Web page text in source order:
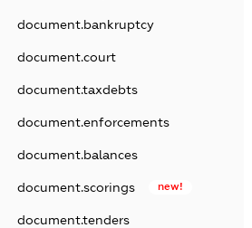
document.bankruptcy
document.court
document.taxdebts
document.enforcements
document.balances
document.scorings new!
document.tenders